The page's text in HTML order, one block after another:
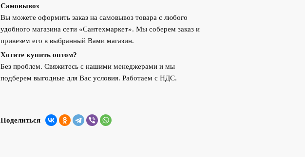
Самовывоз
Вы можете оформить заказ на самовывоз товара с любого
удобного магазина сети «Сантехмаркет». Мы соберем заказ и
привезем его в выбранный Вами магазин.
Хотите купить оптом?
Без проблем. Свяжитесь с нашими менеджерами и мы
подберем выгодные для Вас условия. Работаем с НДС.
Поделиться